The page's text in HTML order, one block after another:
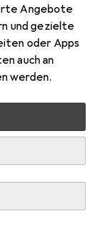
Angebote
und gezielte
oder Apps
auch an
werden.